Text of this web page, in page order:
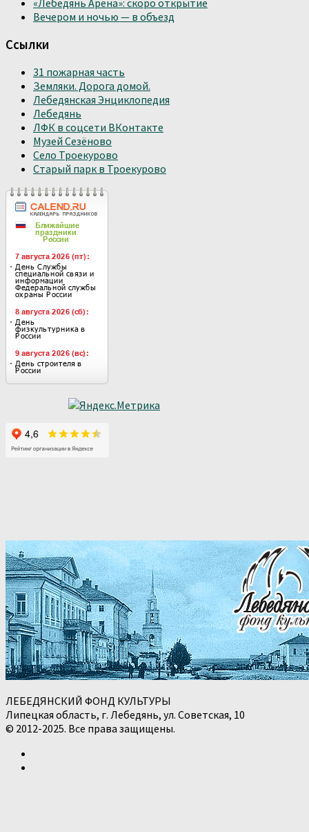
Вечером и ночью — в объезд
Ссылки
31 пожарная часть
Земляки. Дорога домой.
Лебедянская Энциклопедия
Лебедянь
ЛФК в соцсети ВКонтакте
Музей Сезёново
Село Троекурово
Старый парк в Троекурово
ЛЕБЕДЯНСКИЙ ФОНД КУЛЬТУРЫ
Липецкая область, г. Лебедянь, ул. Советская, 10
© 2012-2025. Все права защищены.